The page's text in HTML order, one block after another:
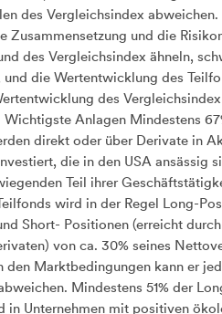
des Vergleichsindex
Zusammensetzung und die
des Vergleichsindex ähneln,
und die Wertentwicklung des
des
Wichtigste Anlagen Mindestens
direkt oder über Derivate in
die in den USA ansässig
Teil ihrer
wird in der Regel Long-
Short- Positionen (erreicht
von ca. 30% seines
den Marktbedingungen kann er
Mindestens 51% der
in Unternehmen mit positiven